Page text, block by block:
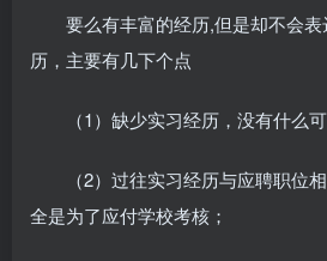
要么有丰富的经历,但是却不会
历，主要有几下个点
（1）缺少实习经历，没有什么
（2）过往实习经历与应聘职位
全是为了应付学校考核；